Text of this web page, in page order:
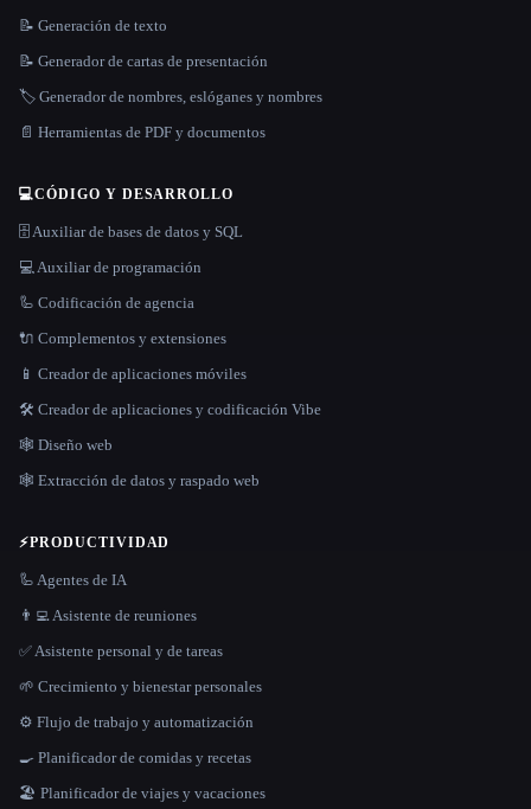
📝 Generación de texto
📝 Generador de cartas de presentación
🏷️ Generador de nombres, eslóganes y nombres
📄 Herramientas de PDF y documentos
💻CÓDIGO Y DESARROLLO
🗄️ Auxiliar de bases de datos y SQL
💻 Auxiliar de programación
🦾 Codificación de agencia
🔌 Complementos y extensiones
📱 Creador de aplicaciones móviles
🛠️ Creador de aplicaciones y codificación Vibe
🕸 Diseño web
🕸️ Extracción de datos y raspado web
⚡PRODUCTIVIDAD
🦾 Agentes de IA
👨‍💻 Asistente de reuniones
✅ Asistente personal y de tareas
🌱 Crecimiento y bienestar personales
⚙️ Flujo de trabajo y automatización
🍳 Planificador de comidas y recetas
🏖 Planificador de viajes y vacaciones